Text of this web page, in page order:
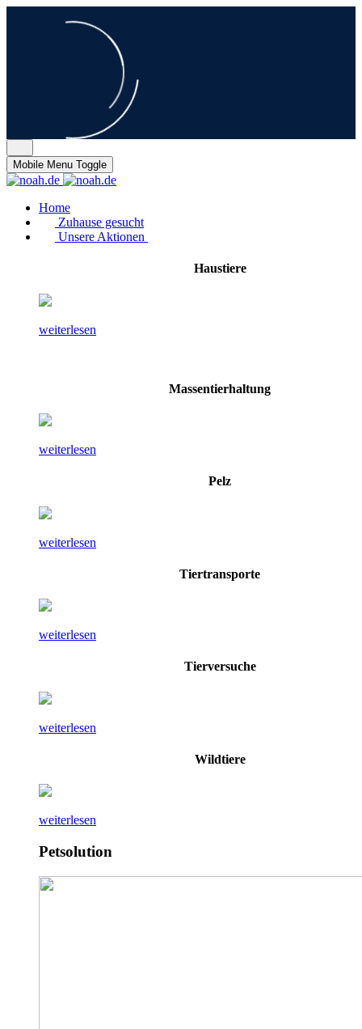
Mobile Menu Toggle
Home
Zuhause gesucht
Unsere Aktionen
Haustiere
weiterlesen
Massentierhaltung
weiterlesen
Pelz
weiterlesen
Tiertransporte
weiterlesen
Tierversuche
weiterlesen
Wildtiere
weiterlesen
Petsolution